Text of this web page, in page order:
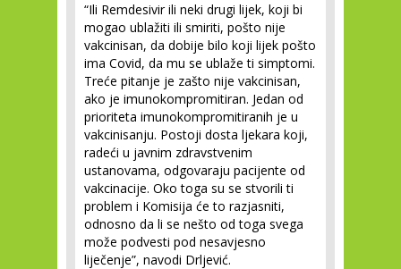
“Ili Remdesivir ili neki drugi lijek, koji bi
mogao ublažiti ili smiriti, pošto nije
vakcinisan, da dobije bilo koji lijek pošto
ima Covid, da mu se ublaže ti simptomi.
Treće pitanje je zašto nije vakcinisan,
ako je imunokompromitiran. Jedan od
prioriteta imunokompromitiranih je u
vakcinisanju. Postoji dosta ljekara koji,
radeći u javnim zdravstvenim
ustanovama, odgovaraju pacijente od
vakcinacije. Oko toga su se stvorili ti
problem i Komisija će to razjasniti,
odnosno da li se nešto od toga svega
može podvesti pod nesavjesno
liječenje”, navodi Drljević.